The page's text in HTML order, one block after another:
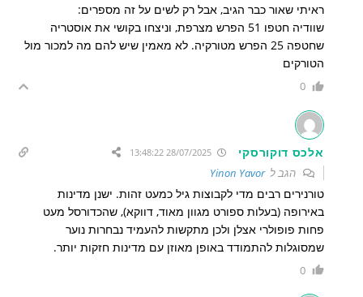
ראיתי שאור כבר הגיב, אבל רק לשים על זה מספרים:
שוודיה חטפו 51 הפרש מצרפת, וניצחו בקושי את אוסטריה
שחטפה 25 הפרש מטורקיה. לא מאמין שיש להם מה למכור מול
הטורקים
0
אלכס דוקורסקי
הגב לYinon Yavor
טורנירים רבים מדי לקבוצות גיל כמעט זהות. ישנן מדינות
באירופה (בעלות ספורט מגוון מאוד, דווקא), שהכדורסל מעט
פחות פופולרי אצלן ולכן מתקשות להעמיד נבחרות נוער
שמסוגלות להתמודד באופן מאוזן עם מדינות חזקות יותר.
0